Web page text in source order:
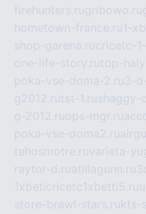
firehunters.rugribowo.ru
hometown-france.ru1-
shop-garena.rucricetc-
one-life-story.rutop-
poka-vse-doma-2.ru3-
g2012.rutst-1.rushaggy-
g-2012.ruops-mgr.ru
poka-vse-doma2.ru
tehosmotre.ruvarieta-
raytor-d.ruatillagunn.ru
1xbeticricetc1xbetti5.ru
store-brawl-stars.rukts-